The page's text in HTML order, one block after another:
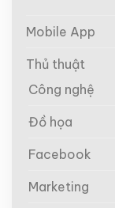
Mobile App
Thủ thuật
Công nghệ
Đồ họa
Facebook
Marketing